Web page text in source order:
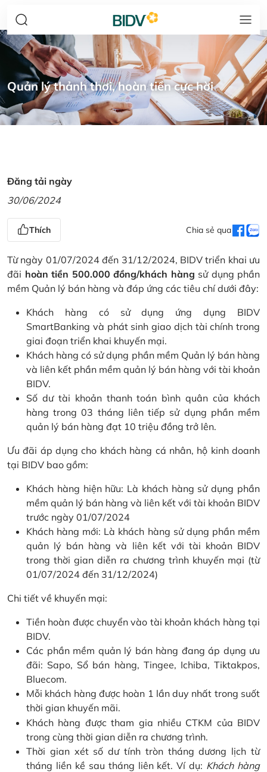
Quản lý thảnh thơi, hoàn tiền cực hời
Đăng tải ngày
30/06/2024
Thích Chia sẻ qua
Từ ngày 01/07/2024 đến 31/12/2024, BIDV triển khai ưu
đãi hoàn tiền 500.000 đồng/khách hàng sử dụng phần
mềm Quản lý bán hàng và đáp ứng các tiêu chí dưới đây:
Khách hàng có sử dụng ứng dụng BIDV
SmartBanking và phát sinh giao dịch tài chính trong
giai đoạn triển khai khuyến mại.
Khách hàng có sử dụng phần mềm Quản lý bán hàng
và liên kết phần mềm quản lý bán hàng với tài khoản
BIDV.
Số dư tài khoản thanh toán bình quân của khách
hàng trong 03 tháng liên tiếp sử dụng phần mềm
quản lý bán hàng đạt 10 triệu đồng trở lên.
Ưu đãi áp dụng cho khách hàng cá nhân, hộ kinh doanh
tại BIDV bao gồm:
Khách hàng hiện hữu: Là khách hàng sử dụng phần
mềm quản lý bán hàng và liên kết với tài khoản BIDV
trước ngày 01/07/2024
Khách hàng mới: Là khách hàng sử dụng phần mềm
quản lý bán hàng và liên kết với tài khoản BIDV
trong thời gian diễn ra chương trình khuyến mại (từ
01/07/2024 đến 31/12/2024)
Chi tiết về khuyến mại:
Tiền hoàn được chuyển vào tài khoản khách hàng tại
BIDV.
Các phần mềm quản lý bán hàng đang áp dụng ưu
đãi: Sapo, Sổ bán hàng, Tingee, Ichiba, Tiktakpos,
Bluecom.
Mỗi khách hàng được hoàn 1 lần duy nhất trong suốt
thời gian khuyến mãi.
Khách hàng được tham gia nhiều CTKM của BIDV
trong cùng thời gian diễn ra chương trình.
Thời gian xét số dư tính tròn tháng dương lịch từ
tháng liền kề sau tháng liên kết. Ví dụ: Khách hàng